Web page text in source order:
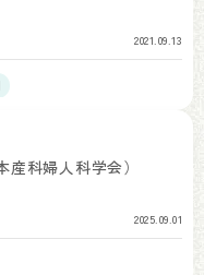
2021.09.13
科婦人科学会）
2025.09.01